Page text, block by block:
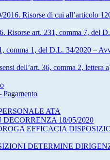
Risorse di cui all’articolo
Risorse art. 231, comma 7, del
comma 1, del D.L. 34/2020 –
dell’art. 36, comma 2, lettera
ATA
18/05/2020
EFFICACIA
DETERMINE